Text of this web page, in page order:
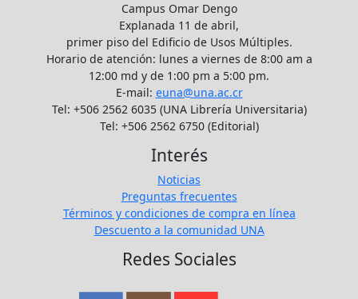
Campus Omar Dengo
Explanada 11 de abril,
primer piso del Edificio de Usos Múltiples.
Horario de atención: lunes a viernes de 8:00 am a
12:00 md y de 1:00 pm a 5:00 pm.
E-mail: euna@una.ac.cr
Tel: +506 2562 6035 (UNA Librería Universitaria)
Tel: +506 2562 6750 (Editorial)
Interés
Noticias
Preguntas frecuentes
Términos y condiciones de compra en línea
Descuento a la comunidad UNA
Redes Sociales